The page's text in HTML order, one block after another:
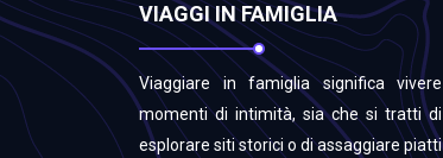
VIAGGI IN FAMIGLIA
Viaggiare in famiglia significa vivere
momenti di intimità, sia che si tratti di
esplorare siti storici o di assaggiare piatti